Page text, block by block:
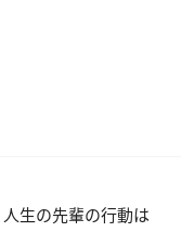
生の先輩の行動は